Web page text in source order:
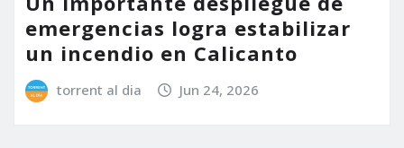
emergencias logra estabilizar
un incendio en Calicanto
torrent al dia Jun 24, 2026